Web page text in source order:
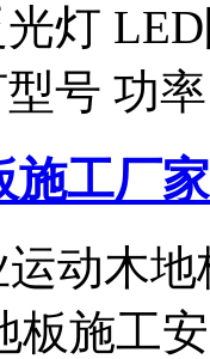
灯
号 功
施工厂
动木
工安